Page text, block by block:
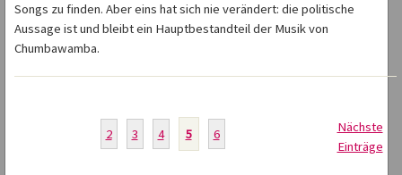
Songs zu finden. Aber eins hat sich nie verändert: die politische
Aussage ist und bleibt ein Hauptbestandteil der Musik von
Chumbawamba.
2 3 4 5 6
Nächste
Einträge